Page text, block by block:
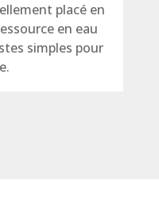
placé en
en eau
simples pour